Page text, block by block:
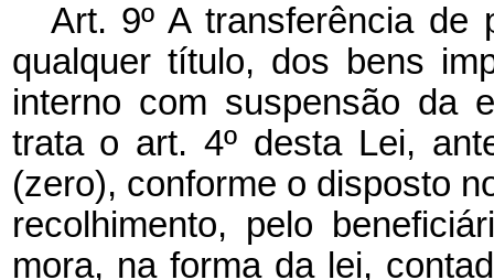
Art. 9º A transferência
qualquer título, dos bens
interno com suspensão da
trata o art. 4º desta Lei,
(zero), conforme o disposto
recolhimento, pelo
mora, na forma da lei,